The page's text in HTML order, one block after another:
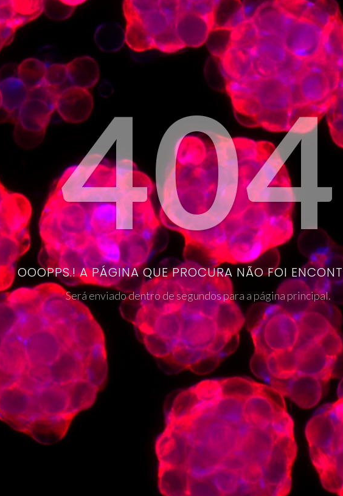
404
OOOPPS.! A PÁGINA QUE PROCURA NÃO FOI
Será enviado dentro de segundos para a página principal.